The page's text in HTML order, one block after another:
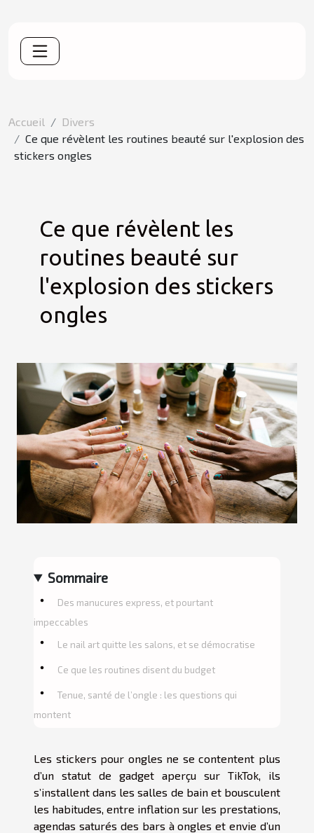
Accueil
Divers
Ce que révèlent les routines beauté sur l'explosion des
stickers ongles
Ce que révèlent les
routines beauté sur
l'explosion des stickers
ongles
Sommaire
Des manucures express, et pourtant
impeccables
Le nail art quitte les salons, et se démocratise
Ce que les routines disent du budget
Tenue, santé de l’ongle : les questions qui
montent
Les stickers pour ongles ne se contentent plus
d’un statut de gadget aperçu sur TikTok, ils
s’installent dans les salles de bain et bousculent
les habitudes, entre inflation sur les prestations,
agendas saturés des bars à ongles et envie d’un